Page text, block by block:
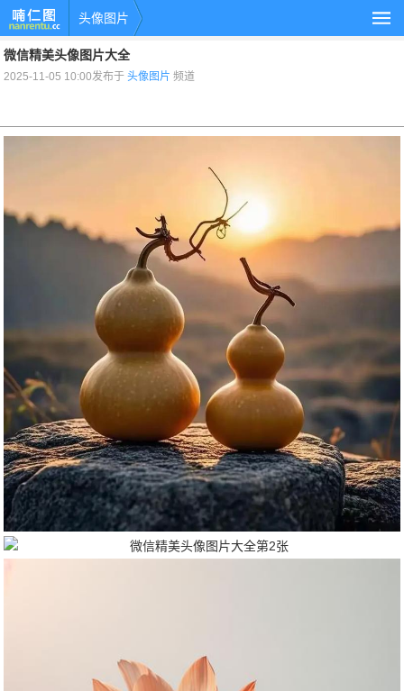
头像图片
微信精美头像图片大全
2025-11-05 10:00发布于头像图片 频道